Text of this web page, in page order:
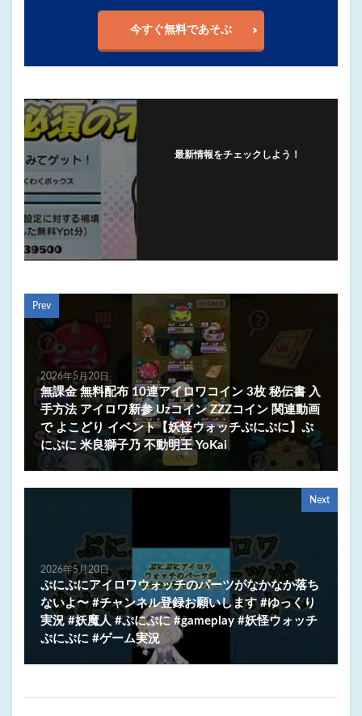
今すぐ無料であそぶ
最新情報をチェックしよう！
Prev
2026年5月20日
無課金 無料配布 10連アイロワコイン 3枚 秘伝書 入
手方法 アイロワ新参 Uzコイン ZZZコイン 関連動画
で よこどり イベント【妖怪ウォッチぷにぷに】ぷ
にぷに 米良獅子乃 不動明王 YoKai
Next
2026年5月20日
ぷにぷにアイロワウォッチのパーツがなかなか落ち
ないよ〜 #チャンネル登録お願いします #ゆっくり
実況 #妖魔人 #ぷにぷに #gameplay #妖怪ウォッチ
ぷにぷに #ゲーム実況